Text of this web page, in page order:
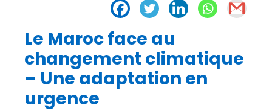
ÉCHOS INTERNATIONAL
REGARDS D’EXPERTS
Le Maroc face au
changement climatique
– Une adaptation en
urgence